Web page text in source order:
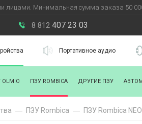
лицами. Минимальная сумма заказа 50
8 812407 23 03
Портативное аудио
ПЗУ ROMBICA ДРУГИЕ ПЗУ
ПЗУ Rombica ПЗУ Rombica